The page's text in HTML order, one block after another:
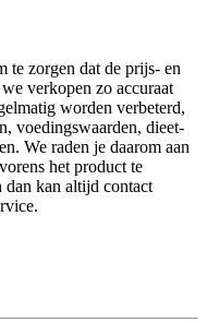
te zorgen dat de prijs- en
verkopen zo accuraat
worden verbeterd,
voedingswaarden, dieet-
We raden je daarom aan
het product te
kan altijd contact